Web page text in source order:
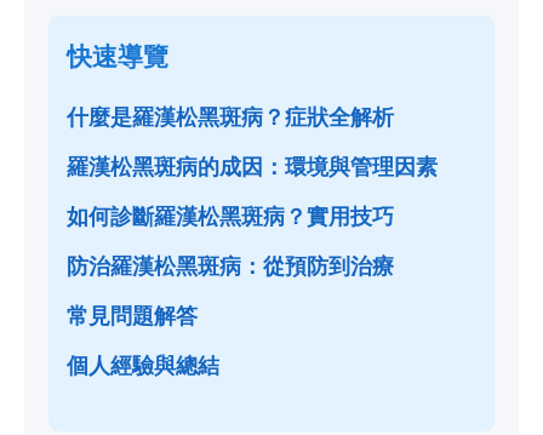
快速導覽
什麼是羅漢松黑斑病？症狀全解析
羅漢松黑斑病的成因：環境與管理因素
如何診斷羅漢松黑斑病？實用技巧
防治羅漢松黑斑病：從預防到治療
常見問題解答
個人經驗與總結